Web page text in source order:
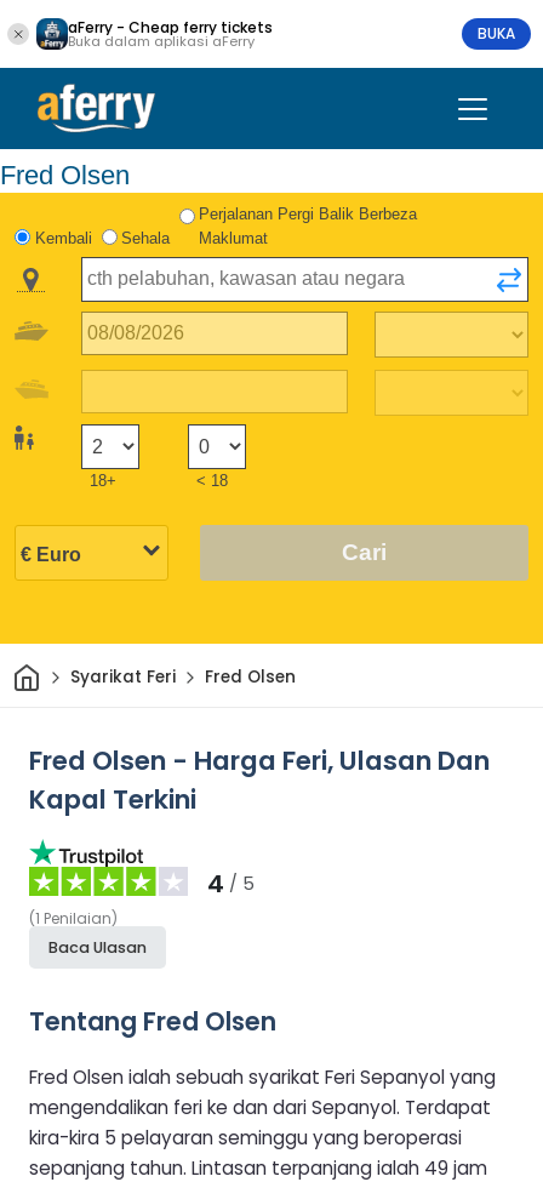
aFerry - Cheap ferry tickets
Buka dalam aplikasi aFerry BUKA
Fred Olsen
Kembali Sehala
Perjalanan Pergi Balik Berbeza
Maklumat
18+ < 18
Cari
Rumah
Syarikat Feri Fred Olsen
Fred Olsen - Harga Feri, Ulasan Dan
Kapal Terkini
4 / 5
(1 Penilaian)
Baca Ulasan
Tentang Fred Olsen
Fred Olsen ialah sebuah syarikat Feri Sepanyol yang
mengendalikan feri ke dan dari Sepanyol. Terdapat
kira-kira 5 pelayaran seminggu yang beroperasi
sepanjang tahun. Lintasan terpanjang ialah 49 jam